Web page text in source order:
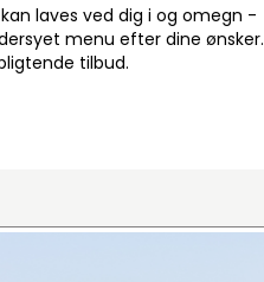
laves ved dig i og omegn -
menu efter dine ønsker.
tilbud.